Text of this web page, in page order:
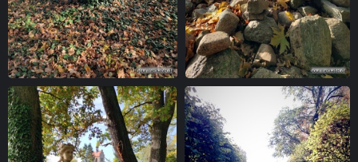
Ein Korb aus Stein Steine